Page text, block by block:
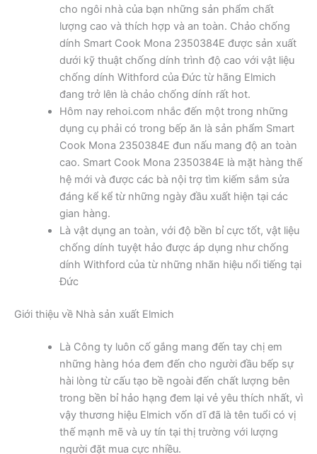
cho ngôi nhà của bạn những sản phẩm chất
lượng cao và thích hợp và an toàn. Chảo chống
dính Smart Cook Mona 2350384E được sản xuất
dưới kỹ thuật chống dính trình độ cao với vật liệu
chống dính Withford của Đức từ hãng Elmich
đang trở lên là chảo chống dính rất hot.
Hôm nay rehoi.com nhắc đến một trong những
dụng cụ phải có trong bếp ăn là sản phẩm Smart
Cook Mona 2350384E đun nấu mang độ an toàn
cao. Smart Cook Mona 2350384E là mặt hàng thế
hệ mới và được các bà nội trợ tìm kiếm sắm sửa
đáng kể kể từ những ngày đầu xuất hiện tại các
gian hàng.
Là vật dụng an toàn, với độ bền bỉ cực tốt, vật liệu
chống dính tuyệt hảo được áp dụng như chống
dính Withford của từ những nhãn hiệu nổi tiếng tại
Đức
Giới thiệu về Nhà sản xuất Elmich
Là Công ty luôn cố gắng mang đến tay chị em
những hàng hóa đem đến cho người đầu bếp sự
hài lòng từ cấu tạo bề ngoài đến chất lượng bên
trong bền bỉ hảo hạng đem lại vẻ yêu thích nhất, vì
vậy thương hiệu Elmich vốn dĩ đã là tên tuổi có vị
thế mạnh mẽ và uy tín tại thị trường với lượng
người đặt mua cực nhiều.